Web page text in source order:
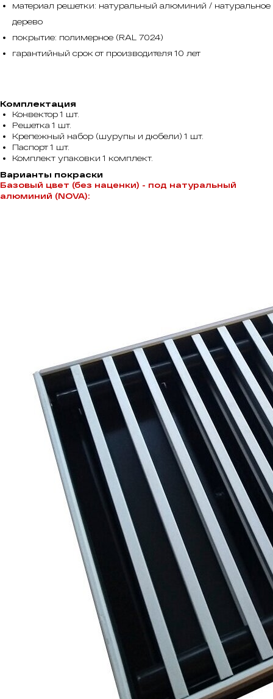
материал решетки: натуральный алюминий / натуральное
дерево
покрытие: полимерное (RAL 7024)
гарантийный срок от производителя 10 лет
Комплектация
Конвектор 1 шт.
Решетка 1 шт.
Крепежный набор (шурупы и дюбели) 1 шт.
Паспорт 1 шт.
Комплект упаковки 1 комплект.
Варианты покраски
Базовый цвет (без наценки) - под натуральный
алюминий (NOVA):